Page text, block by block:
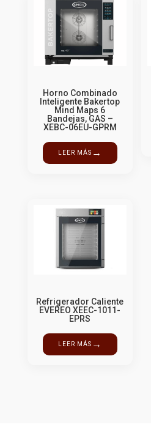
Horno Combinado
Inteligente Bakertop
Mind Maps 6
Bandejas, GAS –
XEBC-06EU-GPRM
LEER MÁS →
Refrigerador Caliente
EVEREO XEEC-1011-
EPRS
LEER MÁS →